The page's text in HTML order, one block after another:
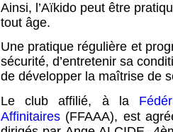
Ainsi, l’Aïkido peut être
tout âge.
Une pratique régulière et
sécurité, d’entretenir sa
de développer la maîtrise de
Le club affilié, à la
Affinitaires (FFAAA), est